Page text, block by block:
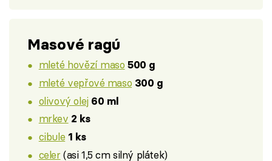
Masové ragú
mleté hovězí maso 500 g
mleté vepřové maso 300 g
olivový olej 60 ml
mrkev 2 ks
cibule 1 ks
celer(asi 1,5 cm silný plátek)